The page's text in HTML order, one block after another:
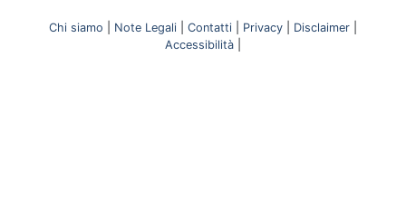
Chi siamo Note Legali Contatti Privacy Disclaimer
Accessibilità